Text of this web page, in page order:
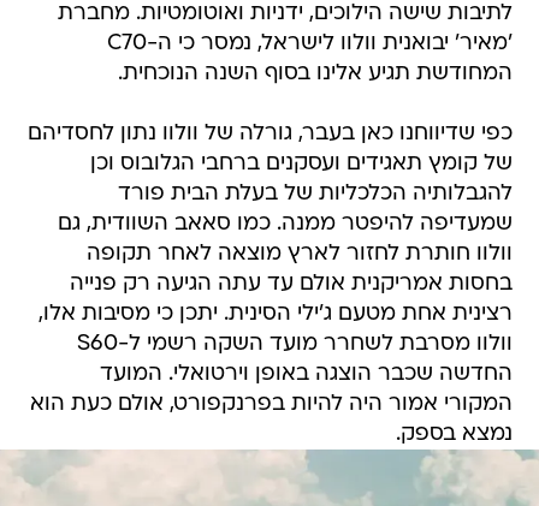
לתיבות שישה הילוכים, ידניות ואוטומטיות. מחברת
'מאיר' יבואנית וולוו לישראל, נמסר כי ה-C70
המחודשת תגיע אלינו בסוף השנה הנוכחית.
כפי שדיווחנו כאן בעבר, גורלה של וולוו נתון לחסדיהם
של קומץ תאגידים ועסקנים ברחבי הגלובוס וכן
להגבלותיה הכלכליות של בעלת הבית פורד
שמעדיפה להיפטר ממנה. כמו סאאב השוודית, גם
וולוו חותרת לחזור לארץ מוצאה לאחר תקופה
בחסות אמריקנית אולם עד עתה הגיעה רק פנייה
רצינית אחת מטעם ג'ילי הסינית. יתכן כי מסיבות אלו,
וולוו מסרבת לשחרר מועד השקה רשמי ל-S60
החדשה שכבר הוצגה באופן וירטואלי. המועד
המקורי אמור היה להיות בפרנקפורט, אולם כעת הוא
נמצא בספק.